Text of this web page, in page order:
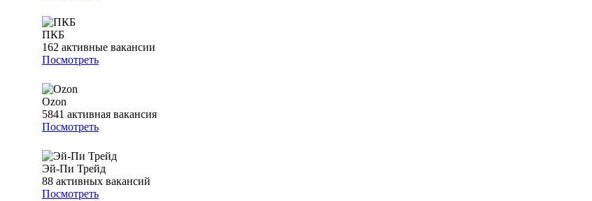
ПКБ
162 активные вакансии
Посмотреть
Ozon
5841 активная вакансия
Посмотреть
Эй-Пи Трейд
88 активных вакансий
Посмотреть